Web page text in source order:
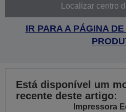
Localizar centro
IR PARA A PÁGINA
Está disponível um
recente deste artigo:
Impressora